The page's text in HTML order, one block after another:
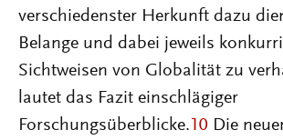
verschiedenster Herkunft dazu
Belange und dabei jeweils
Sichtweisen von Globalität zu
lautet das Fazit einschlägiger
Forschungsüberblicke. 10 Die